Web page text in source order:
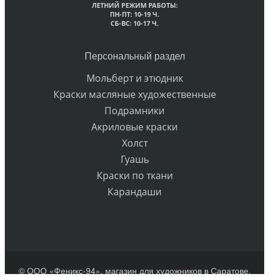
ЛЕТНИЙ РЕЖИМ РАБОТЫ:
ПН-ПТ: 10-19 Ч.
СБ-ВС: 10-17 Ч.
Персональный раздел
Мольберт и этюдник
Краски масляные художественные
Подрамники
Акриловые краски
Холст
Гуашь
Краски по ткани
Карандаши
© ООО «Феникс-94», магазин для художников в Саратове.